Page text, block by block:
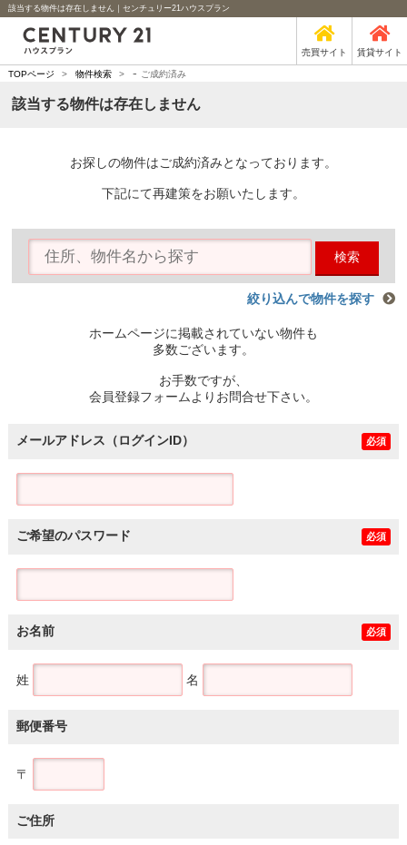
該当する物件は存在しません｜センチュリー21ハウスプラン
売買サイト 賃貸サイト
TOPページ > 物件検索 > - ご成約済み
該当する物件は存在しません
お探しの物件はご成約済みとなっております。
下記にて再建策をお願いたします。
検索
絞り込んで物件を探す
ホームページに掲載されていない物件も
多数ございます。
お手数ですが、
会員登録フォームよりお問合せ下さい。
メールアドレス（ログインID） 必須
ご希望のパスワード 必須
お名前 必須
姓 名
郵便番号
〒
ご住所